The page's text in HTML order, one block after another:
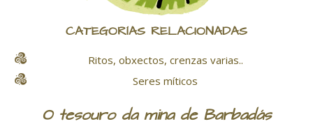
CATEGORÍAS RELACIONADAS
Ritos, obxectos, crenzas varias..
Seres míticos
O tesouro da mina de Barbadás